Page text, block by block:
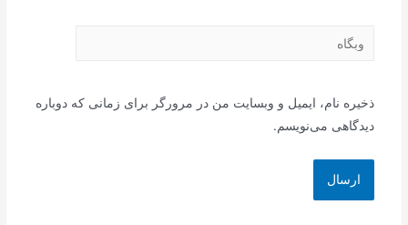
وبگاه
ذخیره نام، ایمیل و وبسایت من در مرورگر برای زمانی که دوباره
دیدگاهی می‌نویسم.